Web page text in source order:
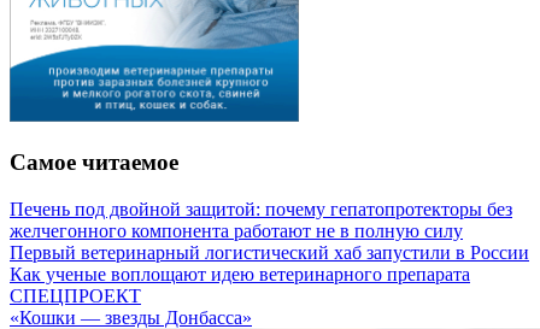
Самое читаемое
Печень под двойной защитой: почему гепатопротекторы без
желчегонного компонента работают не в полную силу
Первый ветеринарный логистический хаб запустили в России
Как ученые воплощают идею ветеринарного препарата
СПЕЦПРОЕКТ
«Кошки — звезды Донбасса»